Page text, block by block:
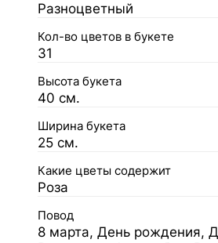
Разноцветный
Кол-во цветов в букете
31
Высота букета
40 см.
Ширина букета
25 см.
Какие цветы содержит
Роза
Повод
8 марта, День рождения,